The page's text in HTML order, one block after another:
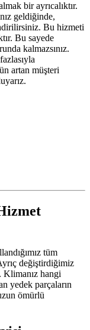
bir ayrıcalıktır.
geldiğinde,
Bu hizmeti
Bu sayede
kalmazsınız.
artan müşteri
tüm
değiştirdiğimiz
Klimanız hangi
yedek parçaların
ömürlü